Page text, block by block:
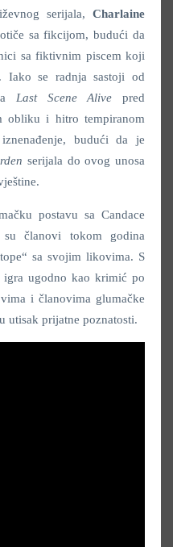
serijala, Charlaine
sa fikcijom, budući da
sa fiktivnim piscem koji
Iako se radnja sastoji od
Last Scene Alivepred
obliku i hitro tempiranom
budući da je
serijala do ovog unosa
postavu sa Candace
članovi tokom godina
sa svojim likovima. S
igra ugodno kao krimić po
i članovima glumačke
utisak prijatne poznatosti.